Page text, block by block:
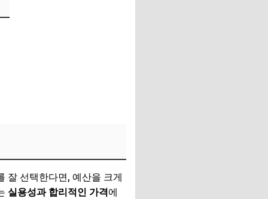
잘 선택한다면, 예산을 크게
실용성과 합리적인 가격에